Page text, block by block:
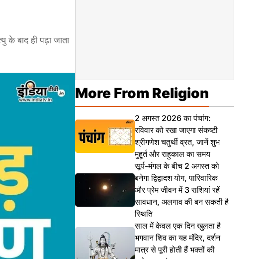
बाद ही पढ़ा जाता
More From Religion
2 अगस्त 2026 का पंचांग:
रविवार को रखा जाएगा संकष्टी
श्रीगणेश चतुर्थी व्रत, जानें शुभ
मुहूर्त और राहुकाल का समय
सूर्य-मंगल के बीच 2 अगस्त को
बनेगा द्विद्वादश योग, पारिवारिक
और प्रेम जीवन में 3 राशियां रहें
सावधान, अलगाव की बन सकती है
स्थिति
साल में केवल एक दिन खुलता है
भगवान शिव का यह मंदिर, दर्शन
मात्र से पूरी होती हैं भक्तों की